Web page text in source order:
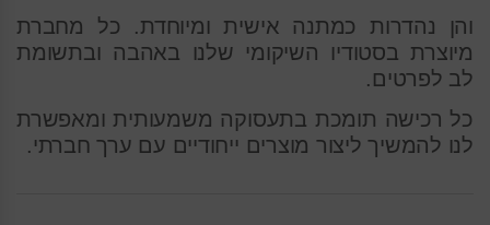
והן נהדרות כמתנה אישית ומיוחדת. כל מחברת
מיוצרת בסטודיו השיקומי שלנו באהבה ובתשומת
לב לפרטים.
כל רכישה תומכת בתעסוקה משמעותית ומאפשרת
לנו להמשיך ליצור מוצרים ייחודיים עם ערך חברתי.